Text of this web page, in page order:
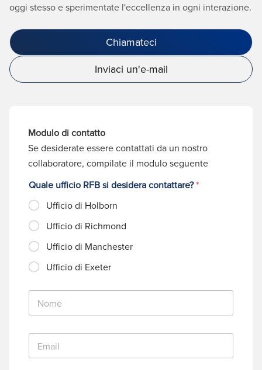
oggi stesso e sperimentate l'eccellenza in ogni interazione.
Chiamateci
Inviaci un'e-mail
Modulo di contatto
Se desiderate essere contattati da un nostro
collaboratore, compilate il modulo seguente
Quale ufficio RFB si desidera contattare?*
Ufficio di Holborn
Ufficio di Richmond
Ufficio di Manchester
Ufficio di Exeter
N
m
E
a